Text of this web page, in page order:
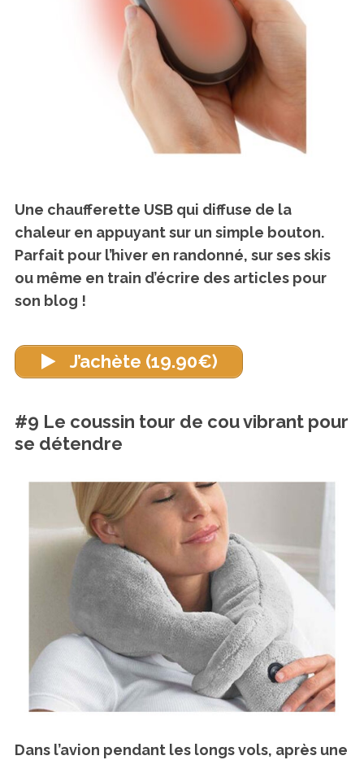
Une chaufferette USB qui diffuse de la
chaleur en appuyant sur un simple bouton.
Parfait pour l’hiver en randonné, sur ses skis
ou même en train d’écrire des articles pour
son blog !
J’achète (19.90€)
#9 Le coussin tour de cou vibrant pour
se détendre
Dans l’avion pendant les longs vols, après une